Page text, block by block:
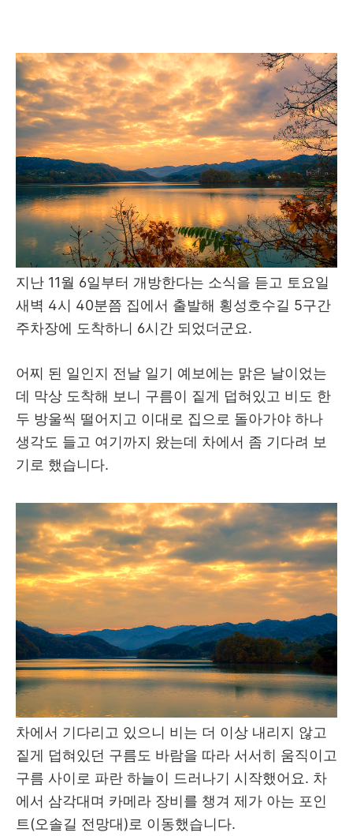
지난 11월 6일부터 개방한다는 소식을 듣고 토요일
새벽 4시 40분쯤 집에서 출발해 횡성호수길 5구간
주차장에 도착하니 6시간 되었더군요.
어찌 된 일인지 전날 일기 예보에는 맑은 날이었는
데 막상 도착해 보니 구름이 짙게 덥혀있고 비도 한
두 방울씩 떨어지고 이대로 집으로 돌아가야 하나
생각도 들고 여기까지 왔는데 차에서 좀 기다려 보
기로 했습니다.
차에서 기다리고 있으니 비는 더 이상 내리지 않고
짙게 덥혀있던 구름도 바람을 따라 서서히 움직이고
구름 사이로 파란 하늘이 드러나기 시작했어요. 차
에서 삼각대며 카메라 장비를 챙겨 제가 아는 포인
트(오솔길 전망대)로 이동했습니다.